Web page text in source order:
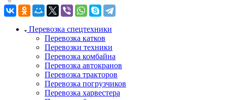
Перевозка спецтехники
Перевозка катков
Перевозки техники
Перевозка комбайна
Перевозка автокранов
Перевозка тракторов
Перевозка погрузчиков
Перевозка харвестера